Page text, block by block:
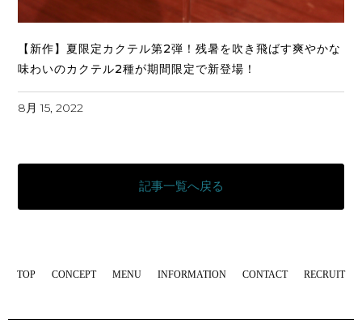
【新作】夏限定カクテル第2弾！残暑を吹き飛ばす爽やかな
味わいのカクテル2種が期間限定で新登場！
8月 15, 2022
記事一覧へ戻る
TOP CONCEPT MENU INFORMATION CONTACT RECRUIT